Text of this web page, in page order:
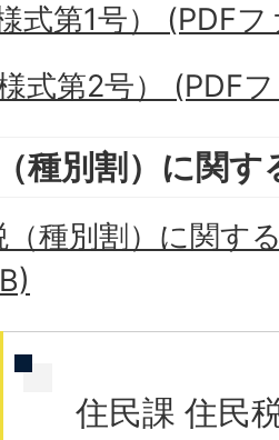
式第1号） (PDF
式第2号） (PDF
種別割）に関す
（種別割）に関す
住民課 住民